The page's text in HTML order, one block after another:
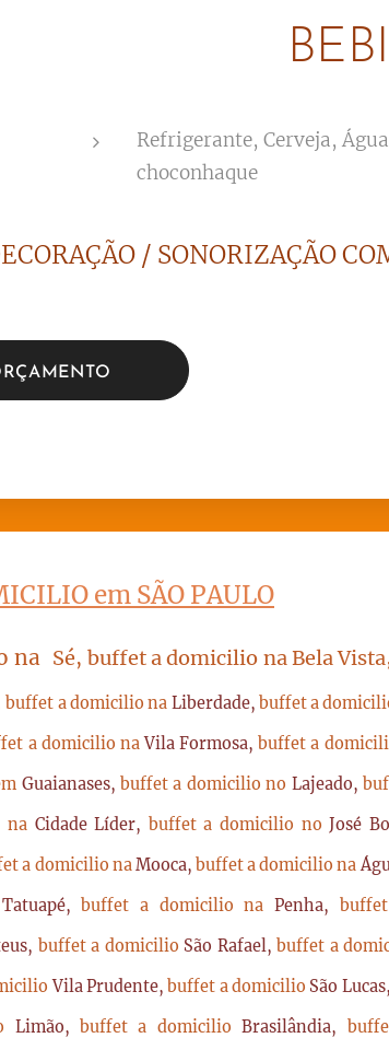
Refrigerante, Cerveja,
choconhaque
/ SONORIZAÇÃO
em SÃO PAULO
na Sé, buffet a domicilio na Bela
buffet a domicilio na Liberdade, buffet a
a domicilio naVila Formosa,buffet a
Guaianases,buffet a domicilio no Lajeado,
na Cidade Líder, buffet a domicilio noJosé
a domicilio naMooca,buffet a domicilio na
Tatuapé,buffet a domicilio naPenha,
buffet a domicilio São Rafael,buffet a
Vila Prudente,buffet a domicilio São
Limão,buffet a domicilioBrasilândia,